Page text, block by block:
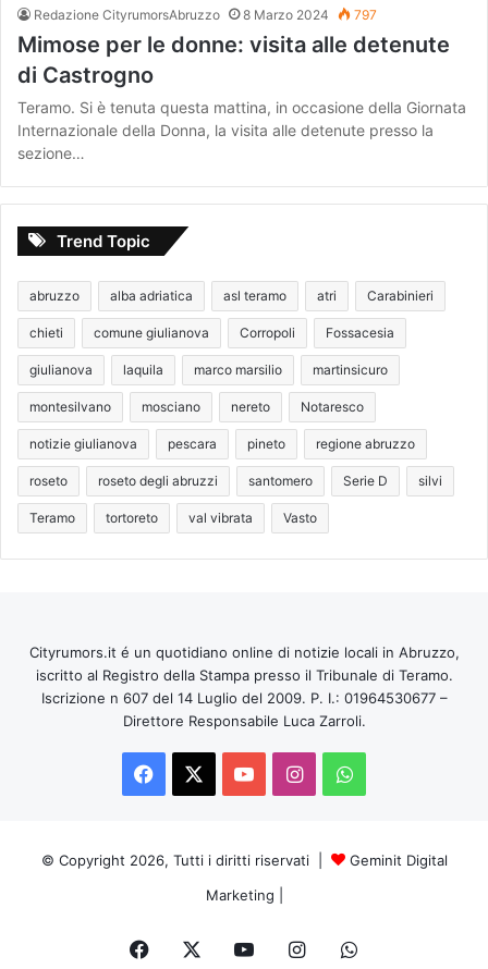
Redazione CityrumorsAbruzzo 8 Marzo 2024 797
Mimose per le donne: visita alle detenute
di Castrogno
Teramo. Si è tenuta questa mattina, in occasione della Giornata
Internazionale della Donna, la visita alle detenute presso la
sezione…
Trend Topic
abruzzo alba adriatica asl teramo atri Carabinieri
chieti comune giulianova Corropoli Fossacesia
giulianova laquila marco marsilio martinsicuro
montesilvano mosciano nereto Notaresco
notizie giulianova pescara pineto regione abruzzo
roseto roseto degli abruzzi santomero Serie D silvi
Teramo tortoreto val vibrata Vasto
Cityrumors.it é un quotidiano online di notizie locali in Abruzzo,
iscritto al Registro della Stampa presso il Tribunale di Teramo.
Iscrizione n 607 del 14 Luglio del 2009. P. I.: 01964530677 –
Direttore Responsabile Luca Zarroli.
Facebook
You InstagramWhatsApp
© Copyright 2026, Tutti i diritti riservati |
Geminit Digital
Marketing
Facebook InstagramWhatsApp